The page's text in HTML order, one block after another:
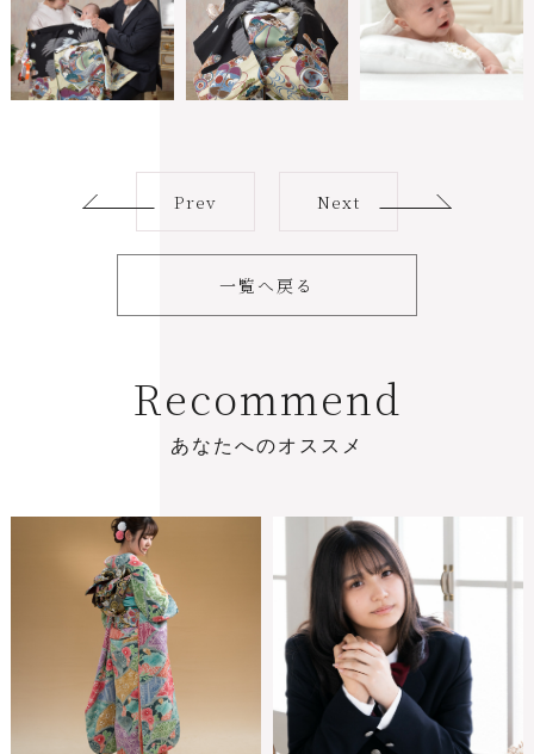
Prev
一覧へ戻る
Next
Recommend
あ な た へのオ ス ス メ